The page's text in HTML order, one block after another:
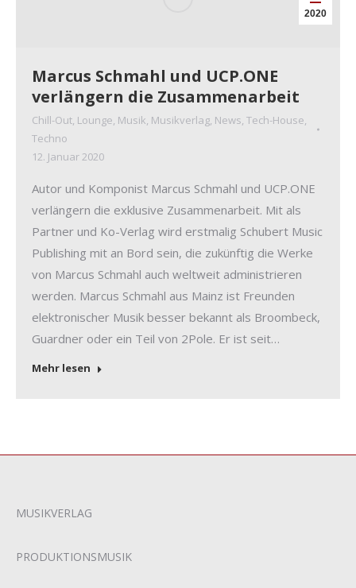
2020
Marcus Schmahl und UCP.ONE
verlängern die Zusammenarbeit
Chill-Out, Lounge, Musik, Musikverlag, News, Tech-House,
Techno
12. Januar 2020
Autor und Komponist Marcus Schmahl und UCP.ONE
verlängern die exklusive Zusammenarbeit. Mit als
Partner und Ko-Verlag wird erstmalig Schubert Music
Publishing mit an Bord sein, die zukünftig die Werke
von Marcus Schmahl auch weltweit administrieren
werden. Marcus Schmahl aus Mainz ist Freunden
elektronischer Musik besser bekannt als Broombeck,
Guardner oder ein Teil von 2Pole. Er ist seit…
Mehr lesen
MUSIKVERLAG
PRODUKTIONSMUSIK